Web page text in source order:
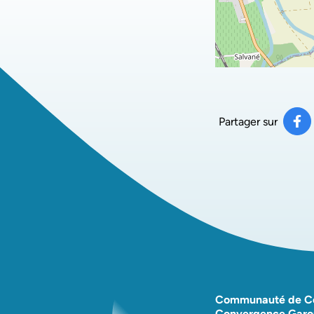
Partager sur
Communauté de